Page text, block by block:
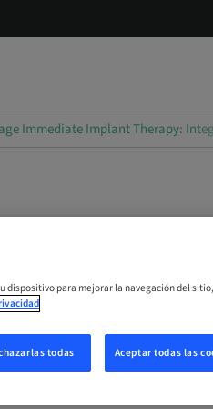
Immediate Implant Therapy:
World
dispositivo para mejorar la navegación del sitio,
todas Aceptar todas las